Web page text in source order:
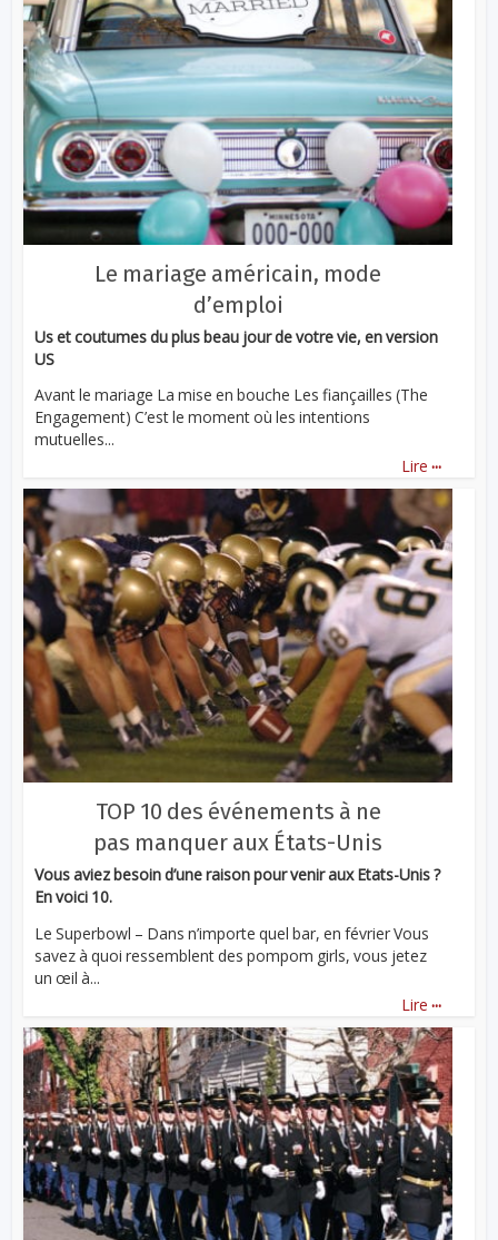
Le mariage américain, mode
d’emploi
Us et coutumes du plus beau jour de votre vie, en version
US
Avant le mariage La mise en bouche Les fiançailles (The
Engagement) C’est le moment où les intentions
mutuelles...
Lire ...
TOP 10 des événements à ne
pas manquer aux États-Unis
Vous aviez besoin d’une raison pour venir aux Etats-Unis ?
En voici 10.
Le Superbowl – Dans n’importe quel bar, en février Vous
savez à quoi ressemblent des pompom girls, vous jetez
un œil à...
Lire ...